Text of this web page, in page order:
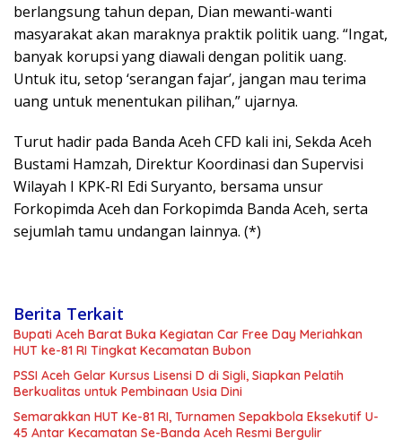
berlangsung tahun depan, Dian mewanti-wanti
masyarakat akan maraknya praktik politik uang. “Ingat,
banyak korupsi yang diawali dengan politik uang.
Untuk itu, setop ‘serangan fajar’, jangan mau terima
uang untuk menentukan pilihan,” ujarnya.
Turut hadir pada Banda Aceh CFD kali ini, Sekda Aceh
Bustami Hamzah, Direktur Koordinasi dan Supervisi
Wilayah I KPK-RI Edi Suryanto, bersama unsur
Forkopimda Aceh dan Forkopimda Banda Aceh, serta
sejumlah tamu undangan lainnya. (*)
Berita Terkait
Bupati Aceh Barat Buka Kegiatan Car Free Day Meriahkan
HUT ke-81 RI Tingkat Kecamatan Bubon
PSSI Aceh Gelar Kursus Lisensi D di Sigli, Siapkan Pelatih
Berkualitas untuk Pembinaan Usia Dini
Semarakkan HUT Ke-81 RI, Turnamen Sepakbola Eksekutif U-
45 Antar Kecamatan Se-Banda Aceh Resmi Bergulir